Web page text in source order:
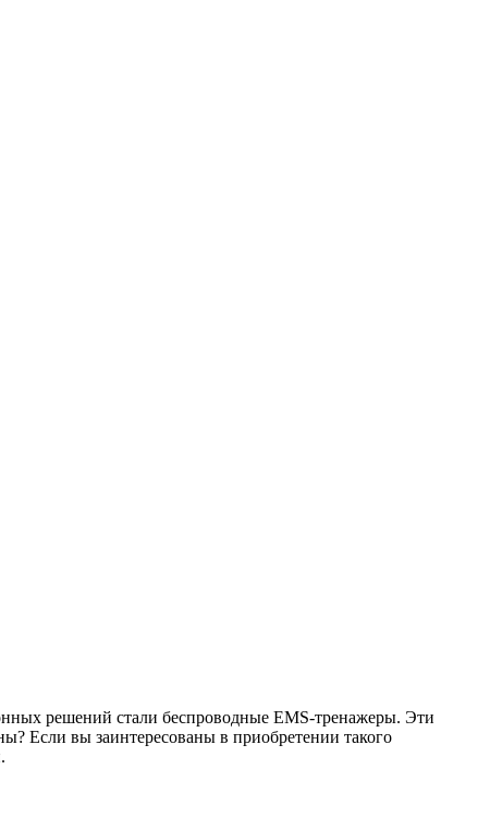
решений стали беспроводные EMS-тренажеры. Эти
Если вы заинтересованы в приобретении такого